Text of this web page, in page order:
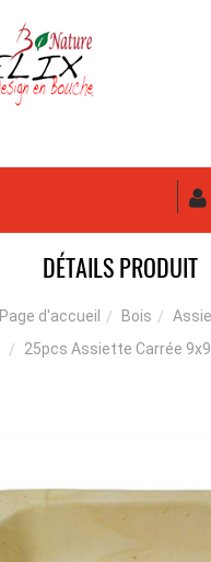
DÉTAILS PRODUIT
Page d'accueil Bois
25pcs Assiette Carrée